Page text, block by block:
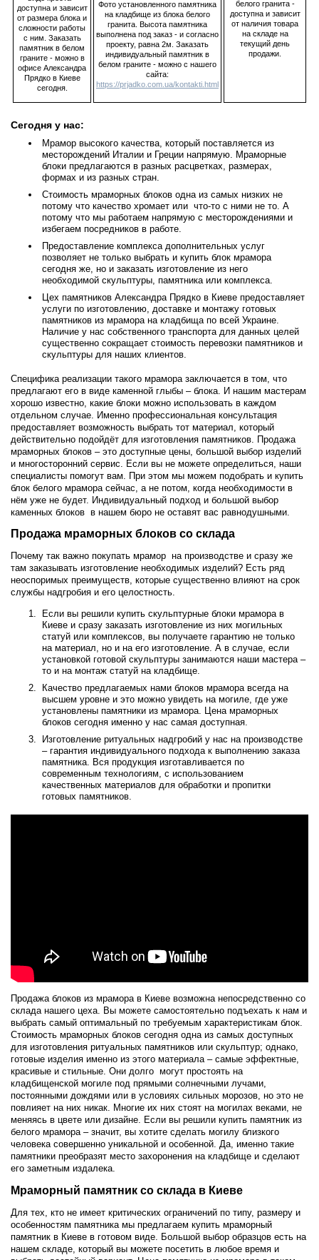
доступна и зависит
от размера блока и
сложности работы
с ним. Заказать
памятник в белом
граните - можно в
офисе Александра
Прядко в Киеве
сегодня.
Фото установленного памятника
на кладбище из блока белого
гранита. Высота памятника
выполнена под заказ - и согласно
проекту, равна 2м. Заказать
индивидуальный памятник в
белом граните - можно с нашего
сайта:
https://prjadko.com.ua/kontakti.html
белого гранита -
доступна и зависит
от наличия товара
на складе на
текущий день
продажи.
Сегодня у нас:
Мрамор высокого качества, который поставляется из
месторождений Италии и Греции напрямую. Мраморные
блоки предлагаются в разных расцветках, размерах,
формах и из разных стран.
Стоимость мраморных блоков одна из самых низких не
потому что качество хромает или что-то с ними не то. А
потому что мы работаем напрямую с месторождениями и
избегаем посредников в работе.
Предоставление комплекса дополнительных услуг
позволяет не только выбрать и купить блок мрамора
сегодня же, но и заказать изготовление из него
необходимой скульптуры, памятника или комплекса.
Цех памятников Александра Прядко в Киеве предоставляет
услуги по изготовлению, доставке и монтажу готовых
памятников из мрамора на кладбища по всей Украине.
Наличие у нас собственного транспорта для данных целей
существенно сокращает стоимость перевозки памятников и
скульптуры для наших клиентов.
Специфика реализации такого мрамора заключается в том, что
предлагают его в виде каменной глыбы – блока. И нашим мастерам
хорошо известно, какие блоки можно использовать в каждом
отдельном случае. Именно профессиональная консультация
предоставляет возможность выбрать тот материал, который
действительно подойдёт для изготовления памятников. Продажа
мраморных блоков – это доступные цены, большой выбор изделий
и многосторонний сервис. Если вы не можете определиться, наши
специалисты помогут вам. При этом мы можем подобрать и купить
блок белого мрамора сейчас, а не потом, когда необходимости в
нём уже не будет. Индивидуальный подход и большой выбор
каменных блоков в нашем бюро не оставят вас равнодушными.
Продажа мраморных блоков со склада
Почему так важно покупать мрамор на производстве и сразу же
там заказывать изготовление необходимых изделий? Есть ряд
неоспоримых преимуществ, которые существенно влияют на срок
службы надгробия и его целостность.
Если вы решили купить скульптурные блоки мрамора в
Киеве и сразу заказать изготовление из них могильных
статуй или комплексов, вы получаете гарантию не только
на материал, но и на его изготовление. А в случае, если
установкой готовой скульптуры занимаются наши мастера –
то и на монтаж статуй на кладбище.
Качество предлагаемых нами блоков мрамора всегда на
высшем уровне и это можно увидеть на могиле, где уже
установлены памятники из мрамора. Цена мраморных
блоков сегодня именно у нас самая доступная.
Изготовление ритуальных надгробий у нас на производстве
– гарантия индивидуального подхода к выполнению заказа
памятника. Вся продукция изготавливается по
современным технологиям, с использованием
качественных материалов для обработки и пропитки
готовых памятников.
Продажа блоков из мрамора в Киеве возможна непосредственно со
склада нашего цеха. Вы можете самостоятельно подъехать к нам и
выбрать самый оптимальный по требуемым характеристикам блок.
Стоимость мраморных блоков сегодня одна из самых доступных
для изготовления ритуальных памятников или скульптур; однако,
готовые изделия именно из этого материала – самые эффектные,
красивые и стильные. Они долго могут простоять на
кладбищенской могиле под прямыми солнечными лучами,
постоянными дождями или в условиях сильных морозов, но это не
повлияет на них никак. Многие их них стоят на могилах веками, не
меняясь в цвете или дизайне. Если вы решили купить памятник из
белого мрамора – значит, вы хотите сделать могилу близкого
человека совершенно уникальной и особенной. Да, именно такие
памятники преобразят место захоронения на кладбище и сделают
его заметным издалека.
Мраморный памятник со склада в Киеве
Для тех, кто не имеет критических ограничений по типу, размеру и
особенностям памятника мы предлагаем купить мраморный
памятник в Киеве в готовом виде. Большой выбор образцов есть на
нашем складе, который вы можете посетить в любое время и